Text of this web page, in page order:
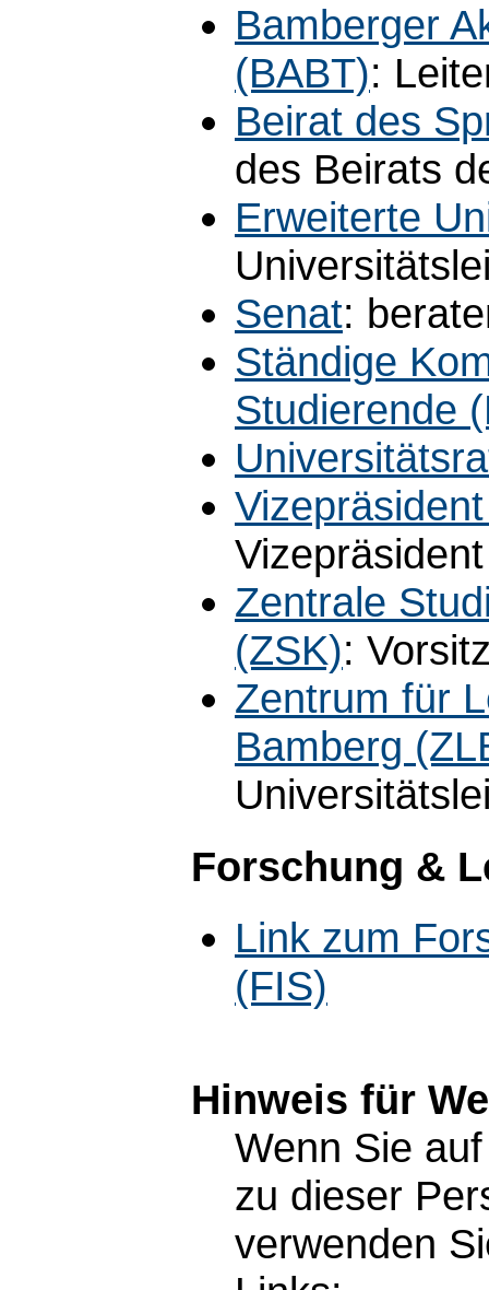
Bamberger
(BABT):
Beirat des
des Beirats
Erweiterte
Senat:
Ständige
Studierende
Vizepräsident
Zentrale
(ZSK):
Zentrum für
Bamberg
Forschung &
Link zum
(FIS)
Hinweis für
Wenn Sie
zu dieser
verwenden